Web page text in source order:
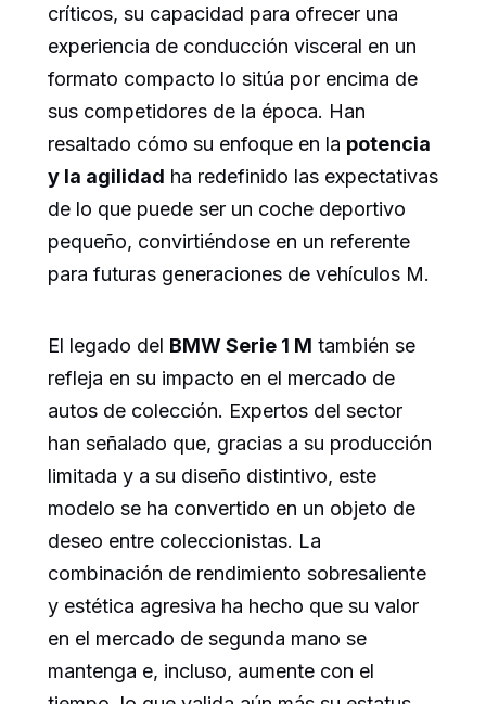
críticos, su capacidad para ofrecer una
experiencia de conducción visceral en un
formato compacto lo sitúa por encima de
sus competidores de la época. Han
resaltado cómo su enfoque en la potencia
y la agilidad ha redefinido las expectativas
de lo que puede ser un coche deportivo
pequeño, convirtiéndose en un referente
para futuras generaciones de vehículos M.
El legado del BMW Serie 1 M también se
refleja en su impacto en el mercado de
autos de colección. Expertos del sector
han señalado que, gracias a su producción
limitada y a su diseño distintivo, este
modelo se ha convertido en un objeto de
deseo entre coleccionistas. La
combinación de rendimiento sobresaliente
y estética agresiva ha hecho que su valor
en el mercado de segunda mano se
mantenga e, incluso, aumente con el